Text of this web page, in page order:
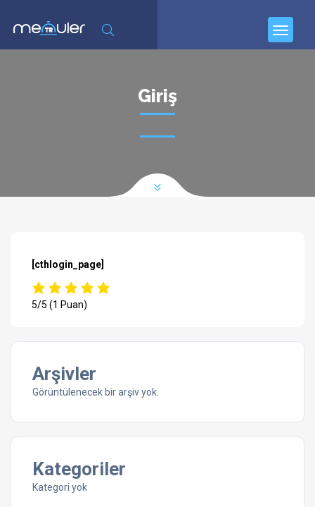
Giriş
[cthlogin_page]
5/5 (1 Puan)
Arşivler
Görüntülenecek bir arşiv yok.
Kategoriler
Kategori yok